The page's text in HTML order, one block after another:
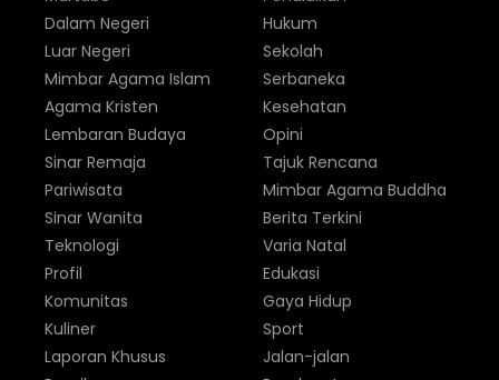
Dalam Negeri
Luar Negeri
Hukum
Sekolah
Mimbar Agama Islam
Agama Kristen
Lembaran Budaya
Sinar Remaja
Pariwisata
Sinar Wanita
Serbaneka
Kesehatan
Opini
Tajuk Rencana
Mimbar Agama Buddha
Berita Terkini
Teknologi
Profil
Komunitas
Kuliner
Laporan Khusus
Varia Natal
Edukasi
Gaya Hidup
Sport
Jalan-jalan